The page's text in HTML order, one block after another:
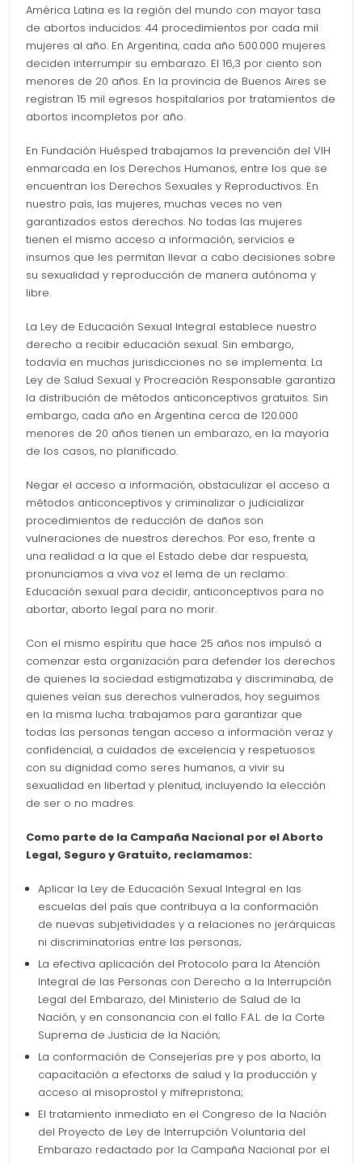
América Latina es la región del mundo con mayor tasa
de abortos inducidos: 44 procedimientos por cada mil
mujeres al año. En Argentina, cada año 500.000 mujeres
deciden interrumpir su embarazo. El 16,3 por ciento son
menores de 20 años. En la provincia de Buenos Aires se
registran 15 mil egresos hospitalarios por tratamientos de
abortos incompletos por año.
En Fundación Huésped trabajamos la prevención del VIH
enmarcada en los Derechos Humanos, entre los que se
encuentran los Derechos Sexuales y Reproductivos. En
nuestro país, las mujeres, muchas veces no ven
garantizados estos derechos. No todas las mujeres
tienen el mismo acceso a información, servicios e
insumos que les permitan llevar a cabo decisiones sobre
su sexualidad y reproducción de manera autónoma y
libre.
La Ley de Educación Sexual Integral establece nuestro
derecho a recibir educación sexual. Sin embargo,
todavía en muchas jurisdicciones no se implementa. La
Ley de Salud Sexual y Procreación Responsable garantiza
la distribución de métodos anticonceptivos gratuitos. Sin
embargo, cada año en Argentina cerca de 120.000
menores de 20 años tienen un embarazo, en la mayoría
de los casos, no planificado.
Negar el acceso a información, obstaculizar el acceso a
métodos anticonceptivos y criminalizar o judicializar
procedimientos de reducción de daños son
vulneraciones de nuestros derechos. Por eso, frente a
una realidad a la que el Estado debe dar respuesta,
pronunciamos a viva voz el lema de un reclamo:
Educación sexual para decidir, anticonceptivos para no
abortar, aborto legal para no morir.
Con el mismo espíritu que hace 25 años nos impulsó a
comenzar esta organización para defender los derechos
de quienes la sociedad estigmatizaba y discriminaba, de
quienes veían sus derechos vulnerados, hoy seguimos
en la misma lucha: trabajamos para garantizar que
todas las personas tengan acceso a información veraz y
confidencial, a cuidados de excelencia y respetuosos
con su dignidad como seres humanos, a vivir su
sexualidad en libertad y plenitud, incluyendo la elección
de ser o no madres.
Como parte de la Campaña Nacional por el Aborto
Legal, Seguro y Gratuito, reclamamos:
Aplicar la Ley de Educación Sexual Integral en las
escuelas del país que contribuya a la conformación
de nuevas subjetividades y a relaciones no jerárquicas
ni discriminatorias entre las personas;
La efectiva aplicación del Protocolo para la Atención
Integral de las Personas con Derecho a la Interrupción
Legal del Embarazo, del Ministerio de Salud de la
Nación, y en consonancia con el fallo F.A.L. de la Corte
Suprema de Justicia de la Nación;
La conformación de Consejerías pre y pos aborto, la
capacitación a efectorxs de salud y la producción y
acceso al misoprostol y mifrepristona;
El tratamiento inmediato en el Congreso de la Nación
del Proyecto de Ley de Interrupción Voluntaria del
Embarazo redactado por la Campaña Nacional por el